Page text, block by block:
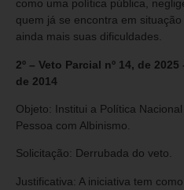
como uma política pública,
quem já se encontra em
ainda mais suas dificuldades.
2º – Veto Parcial nº 14, de
de 2014
Objeto: Institui a Política
Pessoa com Albinismo.
Solicitação: Derrubada do veto.
Justificativa: A iniciativa tem